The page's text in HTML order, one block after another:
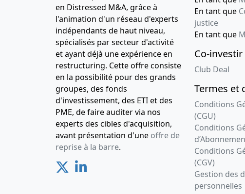
en Distressed M&A, grâce à
l'animation d'un réseau d'experts
indépendants de haut niveau,
spécialisés par secteur d'activité
et ayant déjà une expérience en
restructuring. Cette offre consiste
en la possibilité pour des grands
groupes, des fonds
d'investissement, des ETI et des
PME, de faire auditer via nos
experts des cibles d'acquisition,
avant présentation d'une offre de
reprise à la barre.
En tant que
justice
En tant que
Co-
Club Deal
Termes et
Conditions
(CGU)
Conditions
Conditions
(CGV)
Gestion des
personnelles